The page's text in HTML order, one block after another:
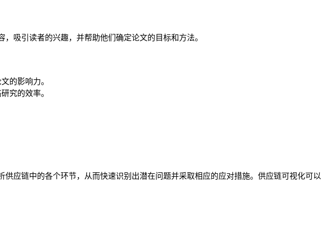
吸引读者的兴趣，并帮助他们确定论文的目标和方法。
的影响力。
究的效率。
应链中的各个环节，从而快速识别出潜在问题并采取相应的应对措施。供应链可视化可以